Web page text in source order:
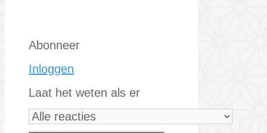
Abonneer
Inloggen
Laat het weten als er